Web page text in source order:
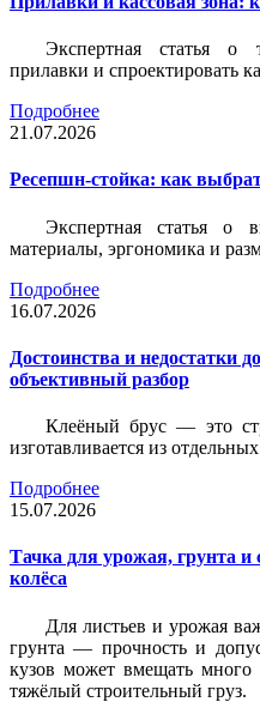
Экспертная статья о
прилавки и спроектировать
Подробнее
21.07.2026
Ресепшн-стойка: как
Экспертная статья о
материалы, эргономика и
Подробнее
16.07.2026
Достоинства и недостатки
объективный разбор
Клеёный брус — это
изготавливается из
Подробнее
15.07.2026
Тачка для урожая, грунта и
колёса
Для листьев и урожая
грунта — прочность и
кузов может вмещать
тяжёлый строительный груз.